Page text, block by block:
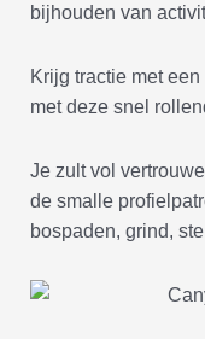
bijhouden van
Krijg tractie met
met deze snel
Je zult vol
de smalle
bospaden, grind,